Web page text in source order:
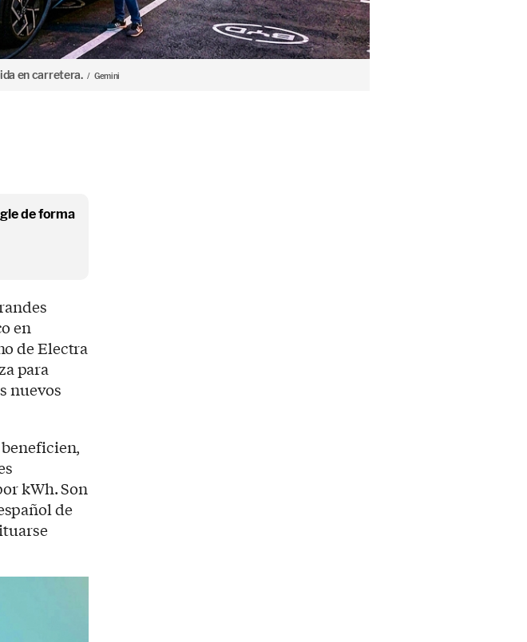
en carretera. Gemini
de forma
en
de Electra
para
nuevos
kWh. Son
de